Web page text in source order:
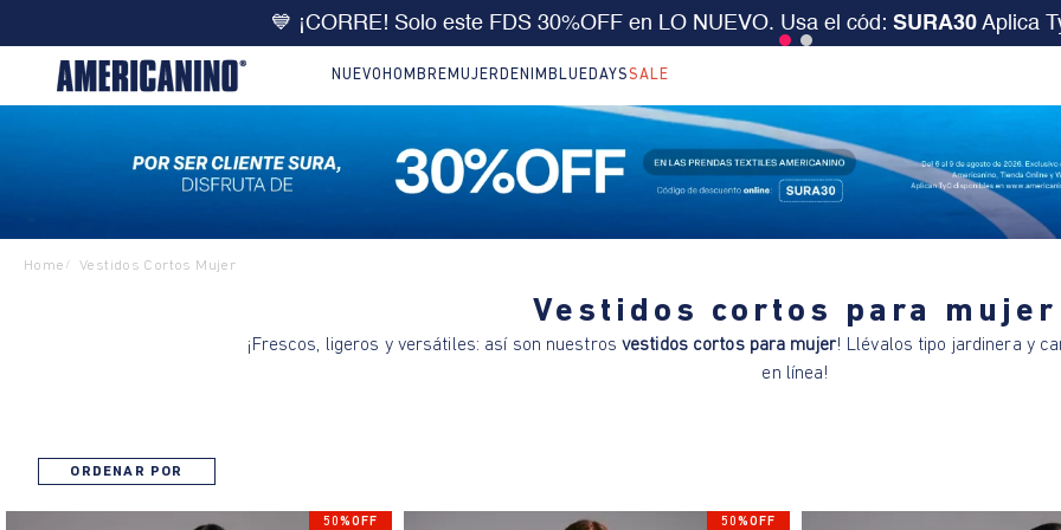
💙 ¡CORRE! Solo este FDS 30%OFF en LO NUEVO. Usa el cód: SURA30 Aplica
NUEVO HOMBRE MUJER DENIM BLUEDAYSSALE
Home / Vestidos Cortos Mujer
Vestidos cortos para mujer
¡Frescos, ligeros y versátiles: así son nuestros vestidos cortos para mujer! Llévalos tipo jardinera y
en línea!
ORDENAR POR
50%OFF
50%OFF